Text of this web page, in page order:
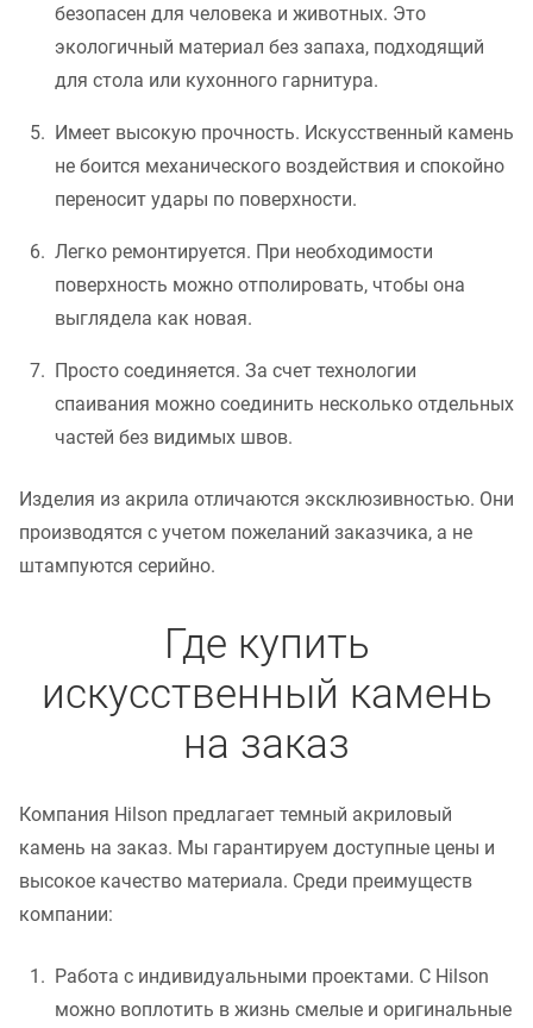
безопасен для человека и животных. Это
экологичный материал без запаха, подходящий
для стола или кухонного гарнитура.
Имеет высокую прочность. Искусственный камень
не боится механического воздействия и спокойно
переносит удары по поверхности.
Легко ремонтируется. При необходимости
поверхность можно отполировать, чтобы она
выглядела как новая.
Просто соединяется. За счет технологии
спаивания можно соединить несколько отдельных
частей без видимых швов.
Изделия из акрила отличаются эксклюзивностью. Они
производятся с учетом пожеланий заказчика, а не
штампуются серийно.
Где купить
искусственный камень
на заказ
Компания Hilson предлагает темный акриловый
камень на заказ. Мы гарантируем доступные цены и
высокое качество материала. Среди преимуществ
компании:
Работа с индивидуальными проектами. С Hilson
можно воплотить в жизнь смелые и оригинальные